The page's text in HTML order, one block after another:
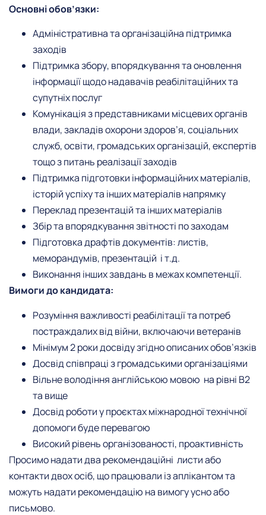
Основні обов’язки:
Адміністративна та організаційна підтримка
заходів
Підтримка збору, впорядкування та оновлення
інформації щодо надавачів реабілітаційних та
супутніх послуг
Комунікація з представниками місцевих органів
влади, закладів охорони здоров’я, соціальних
служб, освіти, громадських організацій, експертів
тощо з питань реалізації заходів
Підтримка підготовки інформаційних матеріалів,
історій успіху та інших матеріалів напрямку
Переклад презентацій та інших матеріалів
Збір та впорядкування звітності по заходам
Підготовка драфтів документів: листів,
меморандумів, презентацій і т.д.
Виконання інших завдань в межах компетенції.
Вимоги до кандидата:
Розуміння важливості реабілітації та потреб
постраждалих від війни, включаючи ветеранів
Мінімум 2 роки досвіду згідно описаних обов’язків
Досвід співпраці з громадськими організаціями
Вільне володіння англійською мовою на рівні В2
та вище
Досвід роботи у проєктах міжнародної технічної
допомоги буде перевагою
Високий рівень організованості, проактивність
Просимо надати два рекомендаційні листи або
контакти двох осіб, що працювали із аплікантом та
можуть надати рекомендацію на вимогу усно або
письмово.